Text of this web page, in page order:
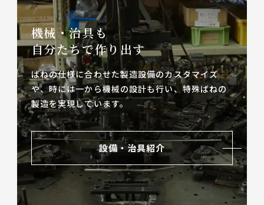
機械・治具も
自分たちで作り出す
ばねの仕様に合わせた製造設備のカスタマイズ
や、時には一から機械の設計も行い、特殊ばねの
製造を実現しています。
設備・治具紹介